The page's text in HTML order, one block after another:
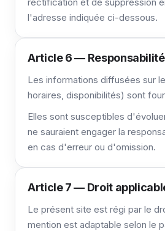
l'adresse indiquée ci-dessous.
Article 6 — Responsabilité
Les informations diffusées sur
horaires, disponibilités) sont
Elles sont susceptibles
ne sauraient engager la
en cas d'erreur ou d'omission.
Article 7 — Droit
Le présent site est régi par le
mention est adaptable selon le